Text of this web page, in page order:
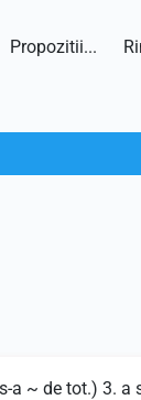
Propozitii...
a ~ de tot.) 3. a